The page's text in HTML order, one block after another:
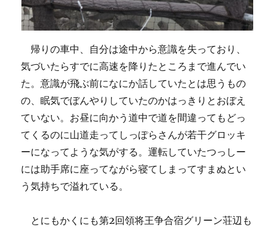
帰りの車中、自分は途中から意識を失っており、
気づいたらすでに高速を降りたところまで進んでい
た。意識が飛ぶ前になにか話していたとは思うもの
の、眠気でぼんやりしていたのかはっきりとおぼえ
ていない。お昼に向かう道中で道を間違ってもどっ
てくるのに山道走ってしっぽらさんが若干グロッキ
ーになってような気がする。運転していたつっしー
には助手席に座ってながら寝てしまってすまぬとい
う気持ちで溢れている。
とにもかくにも第2回領将王争合宿グリーン荘辺も